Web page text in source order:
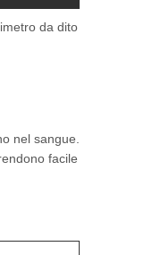
da dito
nel sangue.
facile